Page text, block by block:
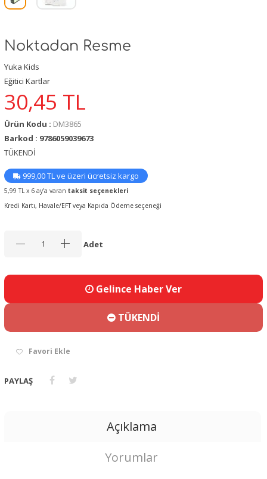
Noktadan Resme
Yuka Kids
Eğitici Kartlar
30,45 TL
Ürün Kodu : DM3865
Barkod : 9786059039673
TÜKENDİ
999,00 TL ve üzeri ücretsiz kargo
5,99 TL x 6 ay’a varan taksit seçenekleri
Kredi Kartı, Havale/EFT veya Kapıda Ödeme seçeneği
Adet
Gelince Haber Ver
TÜKENDİ
Favori Ekle
PAYLAŞ
Açıklama
Yorumlar